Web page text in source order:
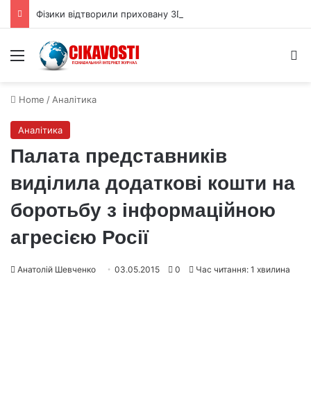
Menu
Home / Аналітика
Аналітика
Палата представників
виділила додаткові кошти на
боротьбу з інформаційною
агресією Росії
Анатолій Шевченко 03.05.2015 0 Час читання: 1 хвилина